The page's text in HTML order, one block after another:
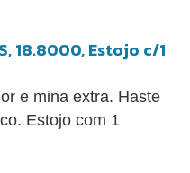
18.8000, Estojo c/1
e mina extra. Haste
Estojo com 1